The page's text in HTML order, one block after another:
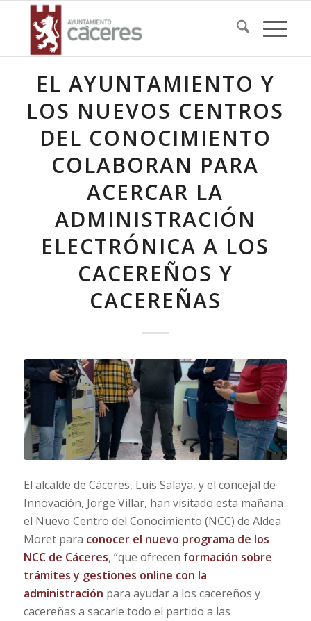
EL AYUNTAMIENTO Y
LOS NUEVOS CENTROS
DEL CONOCIMIENTO
COLABORAN PARA
ACERCAR LA
ADMINISTRACIÓN
ELECTRÓNICA A LOS
CACEREÑOS Y
CACEREÑAS
El alcalde de Cáceres, Luis Salaya, y el concejal de
Innovación, Jorge Villar, han visitado esta mañana
el Nuevo Centro del Conocimiento (NCC) de Aldea
Moret para conocer el nuevo programa de los
NCC de Cáceres, “que ofrecen formación sobre
trámites y gestiones online con la
administración para ayudar a los cacereños y
cacereñas a sacarle todo el partido a las